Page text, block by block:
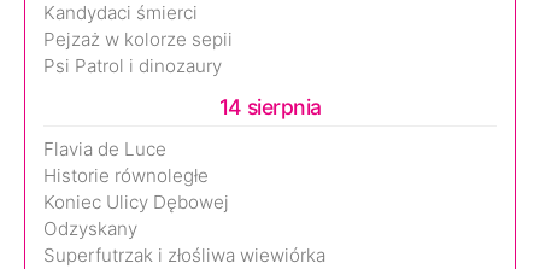
Kandydaci śmierci
Pejzaż w kolorze sepii
Psi Patrol i dinozaury
14 sierpnia
Flavia de Luce
Historie równoległe
Koniec Ulicy Dębowej
Odzyskany
Superfutrzak i złośliwa wiewiórka